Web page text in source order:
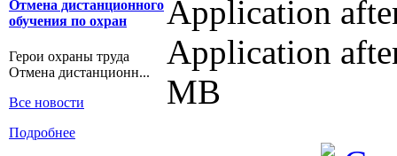
Отмена дистанционного
обучения по охран
Герои охраны труда
Отмена дистанционн...
Все новости
Подробнее
Application
Application
MB